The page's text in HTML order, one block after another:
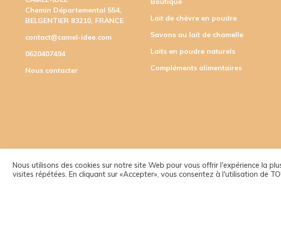
Chemin Départemental 554,
BELGENTIER 83210, FRANCE
contact@camel-idee.com
0620407494
Nous contacter
Lait de chèvre en poudre
Savons au lait de chamelle
Laits en poudre naturels
Compléments alimentaires
Nous utilisons des cookies sur notre site Web pour vous offrir l'expérience la
visites répétées. En cliquant sur «Accepter», vous consentez à l'utilisation de